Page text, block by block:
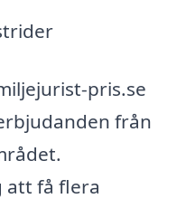
pris.se
från
att få flera